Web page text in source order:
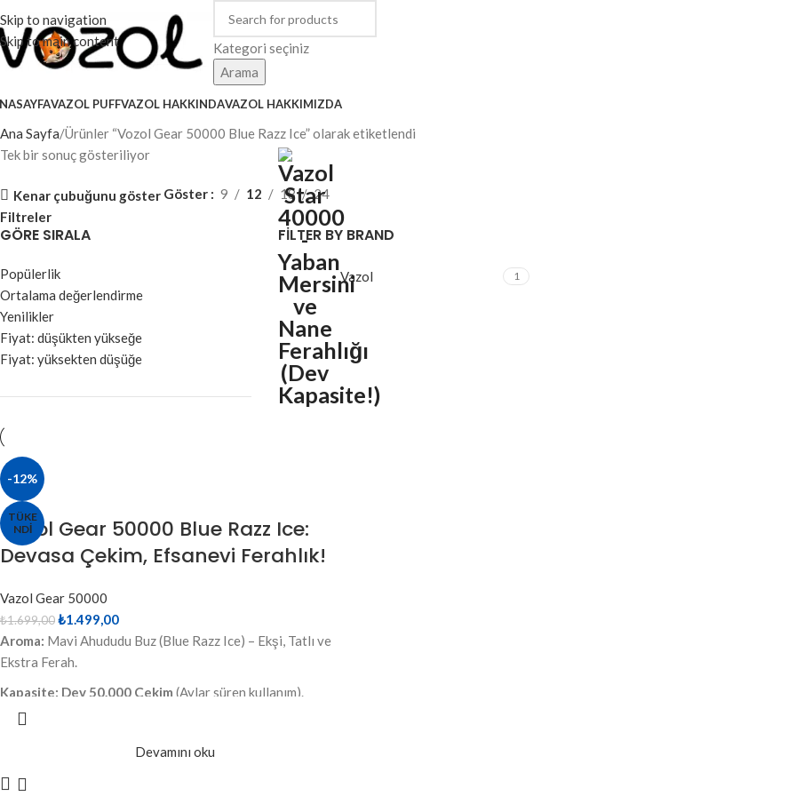
Skip to navigation
Skip to main content
Kategori seçiniz
Arama
VAZOL PUFFVAZOL HAKKINDAVAZOL HAKKIMIZDA
Ana Sayfa Ürünler “Vozol Gear 50000 Blue Razz Ice” olarak etiketlendi
Tek bir sonuç gösteriliyor
Kenar çubuğunu göster Göster 9 12 18
24
Filtreler
GÖRE SIRALA
Popülerlik
Ortalama değerlendirme
Yenilikler
Fiyat: düşükten yükseğe
Fiyat: yüksekten düşüğe
FILTER BY BRAND
Vazol 1
-12%
TÜKE
NDI
Vazol Gear 50000 Blue Razz Ice:
Devasa Çekim, Efsanevi Ferahlık!
Vazol Gear 50000
₺1.699,00₺1.499,00
Aroma: Mavi Ahududu Buz (Blue Razz Ice) – Ekşi, Tatlı ve
Ekstra Ferah.
Kapasite: Dev 50.000 Çekim (Aylar süren kullanım).
Ekran:
Gelişmiş Mesh Coil ile pürüzsüz lezzet.
Şarj:
Devamını oku